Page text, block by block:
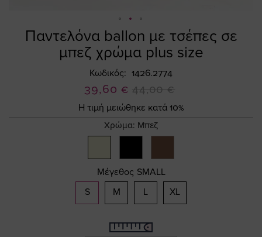
Παντελόνα ballon με τσέπες σε
μπεζ χρώμα plus size
Κωδικός 1426.2774
Ειδική
Τιμή
39,60 € 44,00 €
Η τιμή μειώθηκε κατά 10%
Χρώμα: Μπεζ
Μέγεθος SMALL
S
M L XL